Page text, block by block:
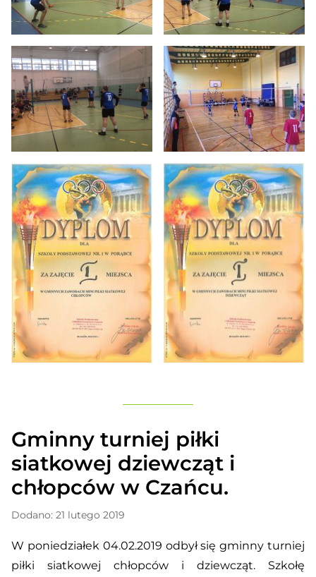
Gminny turniej piłki
siatkowej dziewcząt i
chłopców w Czańcu.
Dodano: 21 lutego 2019
W poniedziałek 04.02.2019 odbył się gminny turniej
piłki siatkowej chłopców i dziewcząt. Szkołę